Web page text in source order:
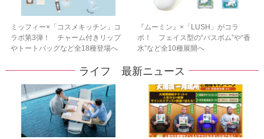
ミッフィー×「コスメキッチン」コ
ラボ第3弾！ チャーム付きリップ
やトートバッグなど全18種登場へ
『ムーミン』×「LUSH」がコラ
ボ！ フェイス型の“バスボム”や“香
水”など全10種展開へ
ライフ 最新ニュース